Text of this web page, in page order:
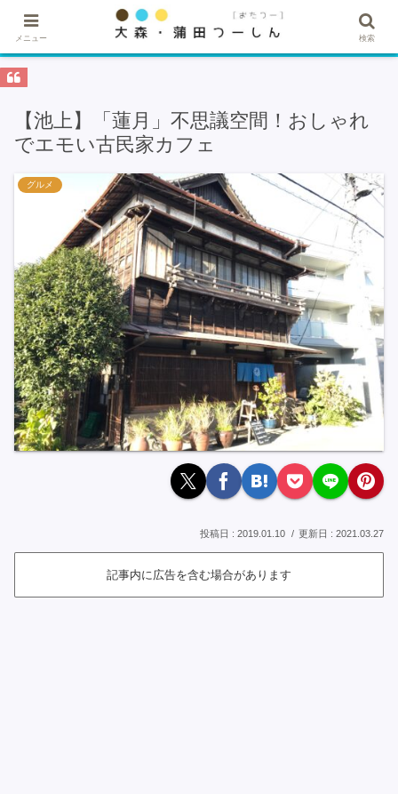
★記事・広告掲載希望はこちら★
【池上】「蓮月」不思議空間！おしゃれ
でエモい古民家カフェ
グルメ
2019.01.10 2021.03.27
記事内に広告を含む場合があります
メニュー 検索